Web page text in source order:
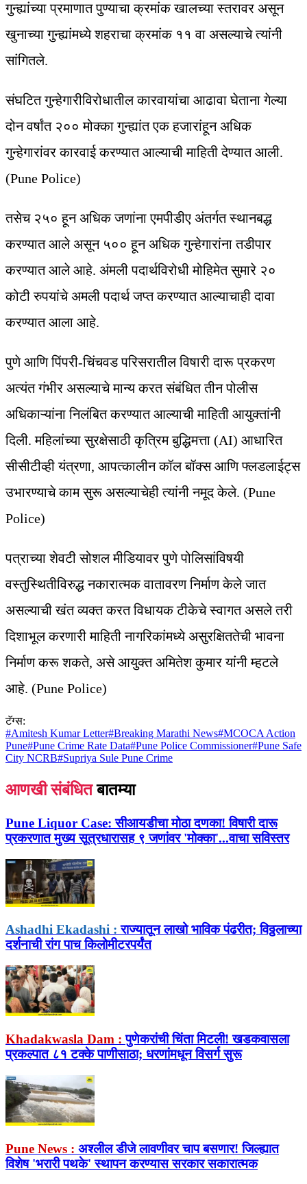
गुन्ह्यांच्या प्रमाणात पुण्याचा क्रमांक खालच्या स्तरावर असून
खुनाच्या गुन्ह्यांमध्ये शहराचा क्रमांक ११ वा असल्याचे त्यांनी
सांगितले.
संघटित गुन्हेगारीविरोधातील कारवायांचा आढावा घेताना गेल्या
दोन वर्षांत २०० मोक्का गुन्ह्यांत एक हजारांहून अधिक
गुन्हेगारांवर कारवाई करण्यात आल्याची माहिती देण्यात आली.
(Pune Police)
तसेच २५० हून अधिक जणांना एमपीडीए अंतर्गत स्थानबद्ध
करण्यात आले असून ५०० हून अधिक गुन्हेगारांना तडीपार
करण्यात आले आहे. अंमली पदार्थविरोधी मोहिमेत सुमारे २०
कोटी रुपयांचे अमली पदार्थ जप्त करण्यात आल्याचाही दावा
करण्यात आला आहे.
पुणे आणि पिंपरी-चिंचवड परिसरातील विषारी दारू प्रकरण
अत्यंत गंभीर असल्याचे मान्य करत संबंधित तीन पोलीस
अधिकाऱ्यांना निलंबित करण्यात आल्याची माहिती आयुक्तांनी
दिली. महिलांच्या सुरक्षेसाठी कृत्रिम बुद्धिमत्ता (AI) आधारित
सीसीटीव्ही यंत्रणा, आपत्कालीन कॉल बॉक्स आणि फ्लडलाईट्स
उभारण्याचे काम सुरू असल्याचेही त्यांनी नमूद केले. (Pune
Police)
पत्राच्या शेवटी सोशल मीडियावर पुणे पोलिसांविषयी
वस्तुस्थितीविरुद्ध नकारात्मक वातावरण निर्माण केले जात
असल्याची खंत व्यक्त करत विधायक टीकेचे स्वागत असले तरी
दिशाभूल करणारी माहिती नागरिकांमध्ये असुरक्षिततेची भावना
निर्माण करू शकते, असे आयुक्त अमितेश कुमार यांनी म्हटले
आहे. (Pune Police)
टॅग्स:
#Amitesh Kumar Letter#Breaking Marathi News#MCOCA Action
Pune#Pune Crime Rate Data#Pune Police Commissioner#Pune Safe
City NCRB#Supriya Sule Pune Crime
आणखी संबंधित बातम्या
Pune Liquor Case: सीआयडीचा मोठा दणका! विषारी दारू
प्रकरणात मुख्य सूत्रधारासह ९ जणांवर 'मोक्का'...वाचा सविस्तर
Ashadhi Ekadashi : राज्यातून लाखो भाविक पंढरीत; विठ्ठलाच्या
दर्शनाची रांग पाच किलोमीटरपर्यंत
Khadakwasla Dam : पुणेकरांची चिंता मिटली! खडकवासला
प्रकल्पात ८१ टक्के पाणीसाठा; धरणांमधून विसर्ग सुरू
Pune News : अश्लील डीजे लावणीवर चाप बसणार! जिल्ह्यात
विशेष 'भरारी पथके' स्थापन करण्यास सरकार सकारात्मक